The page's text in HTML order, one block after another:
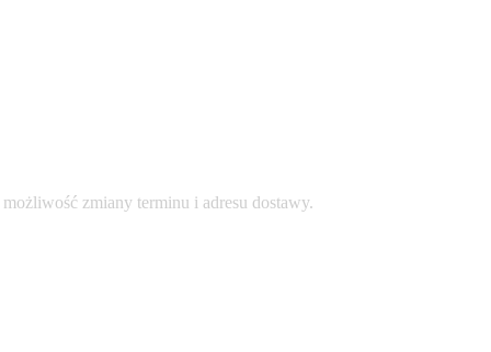
zmiany terminu i adresu dostawy.